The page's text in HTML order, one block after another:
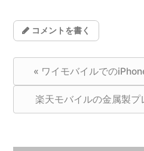
コメントを書く
« ワイモバイルでの
楽天モバイルの金属製